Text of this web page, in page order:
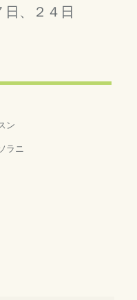
日、２４日
ン
ラニ